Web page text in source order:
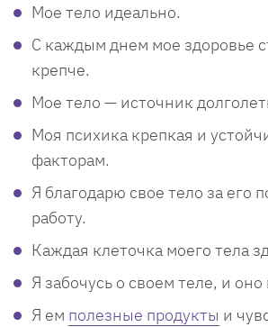
Мое тело идеально.
С каждым днем мое здоровье
крепче.
Мое тело — источник
Моя психика крепкая и
факторам.
Я благодарю свое тело за его
работу.
Каждая клеточка моего тела
Я забочусь о своем теле, и
Я ем полезные продукты и